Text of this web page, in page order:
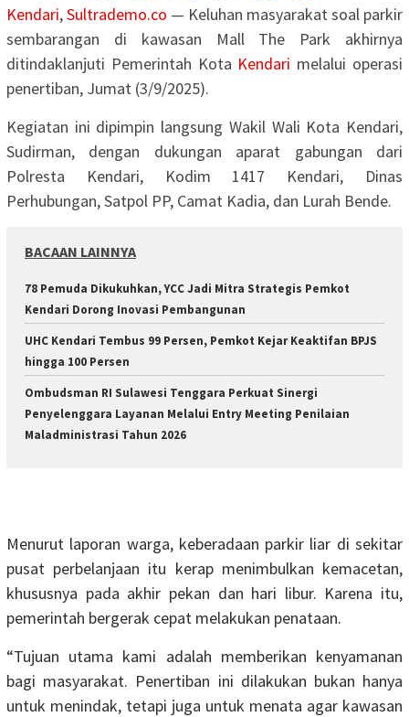
Kendari,Sultrademo.co — Keluhan masyarakat soal parkir
sembarangan di kawasan Mall The Park akhirnya
ditindaklanjuti Pemerintah Kota Kendari melalui operasi
penertiban, Jumat (3/9/2025).
Kegiatan ini dipimpin langsung Wakil Wali Kota Kendari,
Sudirman, dengan dukungan aparat gabungan dari
Polresta Kendari, Kodim 1417 Kendari, Dinas
Perhubungan, Satpol PP, Camat Kadia, dan Lurah Bende.
BACAAN LAINNYA
78 Pemuda Dikukuhkan, YCC Jadi Mitra Strategis Pemkot
Kendari Dorong Inovasi Pembangunan
UHC Kendari Tembus 99 Persen, Pemkot Kejar Keaktifan BPJS
hingga 100 Persen
Ombudsman RI Sulawesi Tenggara Perkuat Sinergi
Penyelenggara Layanan Melalui Entry Meeting Penilaian
Maladministrasi Tahun 2026
Menurut laporan warga, keberadaan parkir liar di sekitar
pusat perbelanjaan itu kerap menimbulkan kemacetan,
khususnya pada akhir pekan dan hari libur. Karena itu,
pemerintah bergerak cepat melakukan penataan.
“Tujuan utama kami adalah memberikan kenyamanan
bagi masyarakat. Penertiban ini dilakukan bukan hanya
untuk menindak, tetapi juga untuk menata agar kawasan